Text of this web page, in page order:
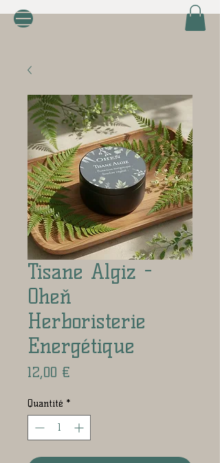
Tisane Algiz -
Oheň
Herboristerie
Energétique
12,00 €
Quantité *